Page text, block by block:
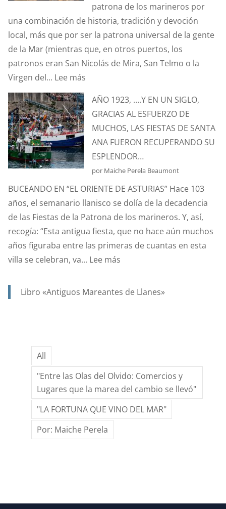
SANTA
ANA?
patrona de los marineros por
una combinación de historia, tradición y devoción
local, más que por ser la patrona universal de la gente
de la Mar (mientras que, en otros puertos, los
patronos eran San Nicolás de Mira, San Telmo o la
Virgen del... Lee más:
ANA.
PATRONA
PROTECTORA
DE
NUESTRA
MARINERÍA.
AÑO 1923, ….Y EN UN SIGLO,
GRACIAS AL ESFUERZO DE
MUCHOS, LAS FIESTAS DE SANTA
ANA FUERON RECUPERANDO SU
ESPLENDOR…
por Maiche Perela Beaumont
BUCEANDO EN “EL ORIENTE DE ASTURIAS” Hace 103
años, el semanario llanisco se dolía de la decadencia
de las Fiestas de la Patrona de los marineros. Y, así,
recogía: “Esta antigua fiesta, que no hace aún muchos
años figuraba entre las primeras de cuantas en esta
villa se celebran, va... Lee más:
1923,
AL
ESFUERZO
DE
MUCHOS,
Libro «Antiguos Mareantes de Llanes»
All
"Entre las Olas del Olvido: Comercios y
Lugares que la marea del cambio se llevó"
"LA FORTUNA QUE VINO DEL MAR"
Por: Maiche Perela